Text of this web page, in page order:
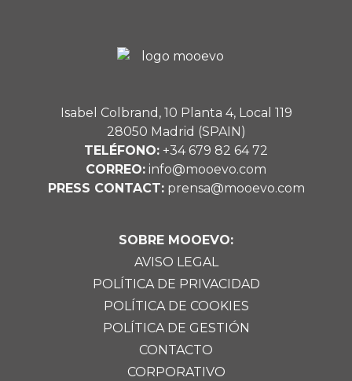
Isabel Colbrand, 10 Planta 4, Local 119
28050 Madrid (SPAIN)
TELÉFONO: +34 679 82 64 72
CORREO: info@mooevo.com
PRESS CONTACT:prensa@mooevo.com
SOBRE MOOEVO:
AVISO LEGAL
POLÍTICA DE PRIVACIDAD
POLÍTICA DE COOKIES
POLÍTICA DE GESTIÓN
CONTACTO
CORPORATIVO